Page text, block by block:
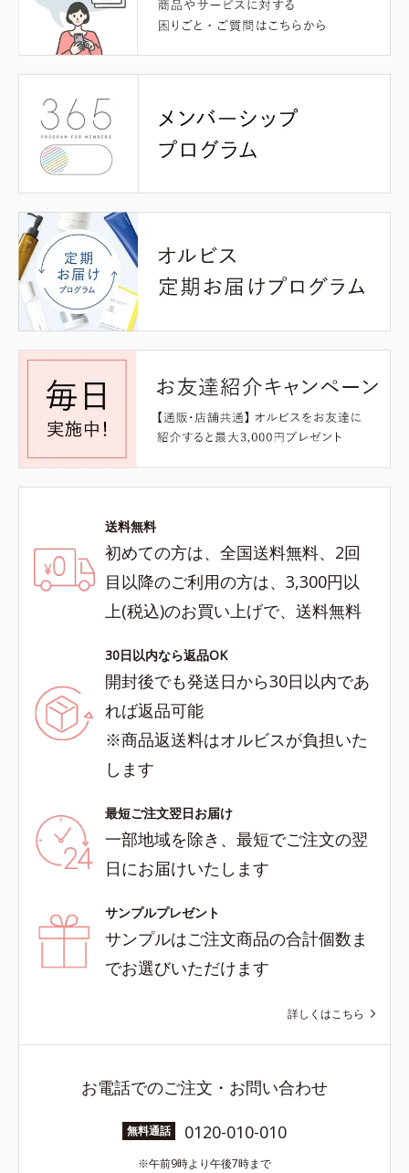
送料無料
初めての方は、全国送料無料、2回
目以降のご利用の方は、3,300円以
上(税込)のお買い上げで、送料無料
30日以内なら返品OK
開封後でも発送日から30日以内であ
れば返品可能
※商品返送料はオルビスが負担いた
します
最短ご注文翌日お届け
一部地域を除き、最短でご注文の翌
日にお届けいたします
サンプルプレゼント
サンプルはご注文商品の合計個数ま
でお選びいただけます
詳しくはこちら
お電話でのご注文・お問い合わせ
無料通話 0120-010-010
午前9時より午後7時まで